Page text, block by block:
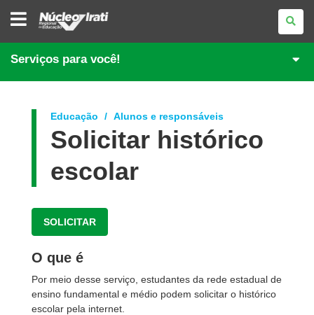
NÚCLEO
REGIONAL
EDUCAÇÃO
DE
IRATI
Serviços para você!
Educação Alunos e responsáveis
Solicitar histórico
escolar
SOLICITAR
O que é
Por meio desse serviço, estudantes da rede estadual de
ensino fundamental e médio podem solicitar o histórico
escolar pela internet.